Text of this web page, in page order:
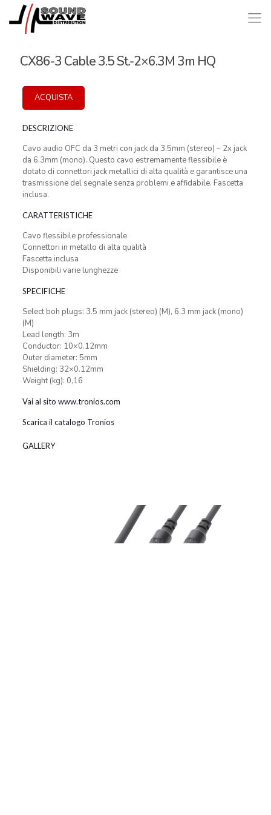
CX86-3 Cable 3.5 St.-2×6.3M 3m HQ
ACQUISTA
DESCRIZIONE
Cavo audio OFC da 3 metri con jack da 3.5mm (stereo) – 2x jack
da 6.3mm (mono). Questo cavo estremamente flessibile è
dotato di connettori jack metallici di alta qualità e garantisce una
trasmissione del segnale senza problemi e affidabile. Fascetta
inclusa.
CARATTERISTICHE
Cavo flessibile professionale
Connettori in metallo di alta qualità
Fascetta inclusa
Disponibili varie lunghezze
SPECIFICHE
Select boh plugs: 3.5 mm jack (stereo) (M), 6.3 mm jack (mono)
(M)
Lead length: 3m
Conductor: 10×0.12mm
Outer diameter: 5mm
Shielding: 32×0.12mm
Weight (kg): 0,16
Vai al sito www.tronios.com
Scarica il catalogo Tronios
GALLERY